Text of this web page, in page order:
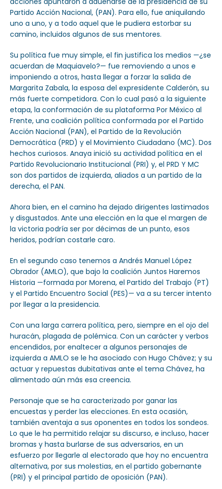
Partido Acción Nacional, (PAN). Para ello, fue aniquilando
uno a uno, y a todo aquel que le pudiera estorbar su
camino, incluidos algunos de sus mentores.
Su política fue muy simple, el fin justifica los medios —¿se
acuerdan de Maquiavelo?— fue removiendo a unos e
imponiendo a otros, hasta llegar a forzar la salida de
Margarita Zabala, la esposa del expresidente Calderón, su
más fuerte competidora. Con lo cual pasó a la siguiente
etapa, la conformación de su plataforma Por México al
Frente, una coalición política conformada por el Partido
Acción Nacional (PAN), el Partido de la Revolución
Democrática (PRD) y el Movimiento Ciudadano (MC). Dos
hechos curiosos. Anaya inició su actividad política en el
Partido Revolucionario Institucional (PRI) y, el PRD Y MC
son dos partidos de izquierda, aliados a un partido de la
derecha, el PAN.
Ahora bien, en el camino ha dejado dirigentes lastimados
y disgustados. Ante una elección en la que el margen de
la victoria podría ser por décimas de un punto, esos
heridos, podrían costarle caro.
En el segundo caso tenemos a Andrés Manuel López
Obrador (AMLO), que bajo la coalición Juntos Haremos
Historia —formada por Morena, el Partido del Trabajo (PT)
y el Partido Encuentro Social (PES)— va a su tercer intento
por llegar a la presidencia.
Con una larga carrera política, pero, siempre en el ojo del
huracán, plagada de polémica. Con un carácter y verbos
encendidos, por enaltecer a algunos personajes de
izquierda a AMLO se le ha asociado con Hugo Chávez; y su
actuar y repuestas dubitativas ante el tema Chávez, ha
alimentado aún más esa creencia.
Personaje que se ha caracterizado por ganar las
encuestas y perder las elecciones. En esta ocasión,
también aventaja a sus oponentes en todos los sondeos.
Lo que le ha permitido relajar su discurso, e incluso, hacer
bromas y hasta burlarse de sus adversarios, en un
esfuerzo por llegarle al electorado que hoy no encuentra
alternativa, por sus molestias, en el partido gobernante
(PRI) y el principal partido de oposición (PAN).